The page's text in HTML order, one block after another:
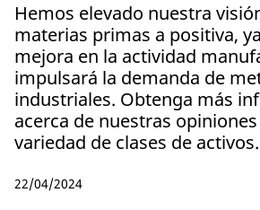
Hemos elevado nuestra
materias primas a positiva,
mejora en la actividad
impulsará la demanda de
industriales. Obtenga más
acerca de nuestras
variedad de clases de activos.
22/04/2024